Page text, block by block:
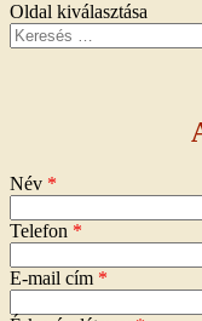
Oldal kiválasztása
Név *
Telefon *
E-mail cím *